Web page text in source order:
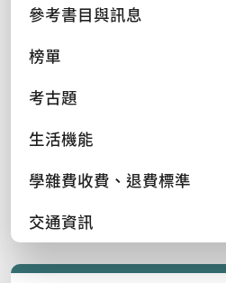
參考書目與訊息
榜單
考古題
生活機能
學雜費收費、退費標準
交通資訊